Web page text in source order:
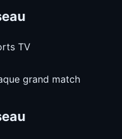
TV
grand match